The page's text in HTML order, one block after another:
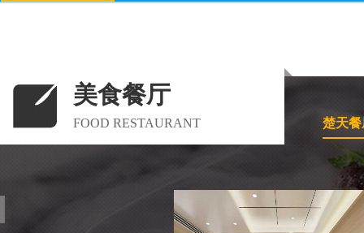
美食餐厅
FOOD RESTAURANT 楚天餐